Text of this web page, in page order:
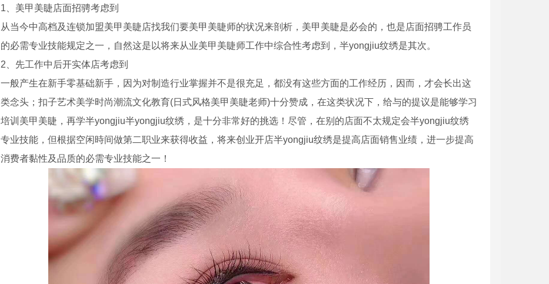
1、美甲美睫店面招骋考虑到
从当今中高档及连锁加盟美甲美睫店找我们要美甲美睫师的状况来剖析，美甲美睫是必会的，也是店面招骋工作员
的必需专业技能规定之一，自然这是以将来从业美甲美睫师工作中综合性考虑到，半yongjiu纹绣是其次。
2、先工作中后开实体店考虑到
一般产生在新手零基础新手，因为对制造行业掌握并不是很充足，都没有这些方面的工作经历，因而，才会长出这
类念头；扣子艺术美学时尚潮流文化教育(日式风格美甲美睫老师)十分赞成，在这类状况下，给与的提议是能够学习
培训美甲美睫，再学半yongjiu半yongjiu纹绣，是十分非常好的挑选！尽管，在别的店面不太规定会半yongjiu纹绣
专业技能，但根据空闲時间做第二职业来获得收益，将来创业开店半yongjiu纹绣是提高店面销售业绩，进一步提高
消费者黏性及品质的必需专业技能之一！